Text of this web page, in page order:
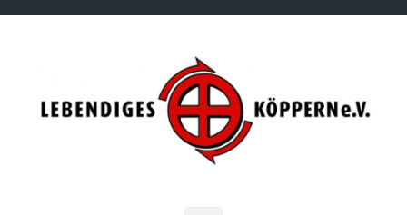
Zum Hauptinhalt springen